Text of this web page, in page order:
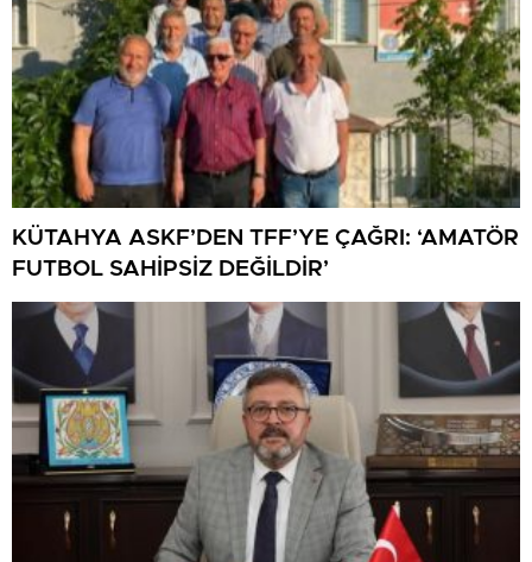
KÜTAHYA ASKF’DEN TFF’YE ÇAĞRI: ‘AMATÖR
FUTBOL SAHİPSİZ DEĞİLDİR’